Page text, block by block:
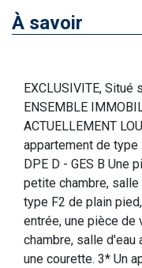
À savoir
EXCLUSIVITE, Situé
ENSEMBLE
ACTUELLEMENT
appartement de type
DPE D - GES B Une
petite chambre, salle
type F2 de plain
entrée, une pièce de
chambre, salle d'eau
une courette. 3* Un